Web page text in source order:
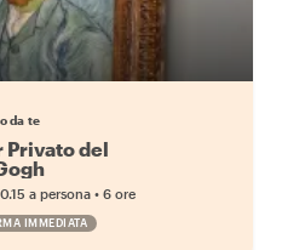
da te
Privato del
a persona • 6 ore
IMMEDIATA